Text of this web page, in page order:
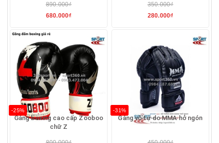
890.000₫
680.000₫
350.000₫
280.000₫
-25%
Găng boxing cao cấp Zooboo
chữ Z
-31%
Găng võ tự do MMA hở ngón